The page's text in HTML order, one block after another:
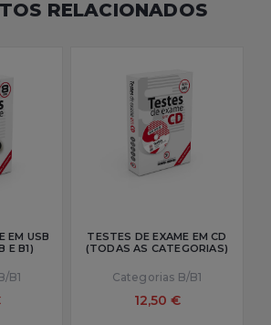
RELACIONADOS
EM USB
E B1)
B1
TESTES DE EXAME EM CD
(TODAS AS CATEGORIAS)
Categorias B/B1
12,50 €